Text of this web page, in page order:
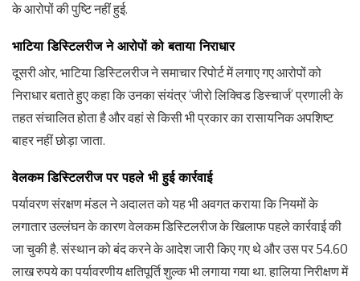
के आरोपों की पुष्टि नहीं हुई.
भाटिया डिस्टिलरीज ने आरोपों को बताया निराधार
दूसरी ओर, भाटिया डिस्टिलरीज ने समाचार रिपोर्ट में लगाए गए आरोपों को
निराधार बताते हुए कहा कि उनका संयंत्र ‘जीरो लिक्विड डिस्चार्ज’ प्रणाली के
तहत संचालित होता है और वहां से किसी भी प्रकार का रासायनिक अपशिष्ट
बाहर नहीं छोड़ा जाता.
वेलकम डिस्टिलरीज पर पहले भी हुई कार्रवाई
पर्यावरण संरक्षण मंडल ने अदालत को यह भी अवगत कराया कि नियमों के
लगातार उल्लंघन के कारण वेलकम डिस्टिलरीज के खिलाफ पहले कार्रवाई की
जा चुकी है. संस्थान को बंद करने के आदेश जारी किए गए थे और उस पर 54.60
लाख रुपये का पर्यावरणीय क्षतिपूर्ति शुल्क भी लगाया गया था. हालिया निरीक्षण में